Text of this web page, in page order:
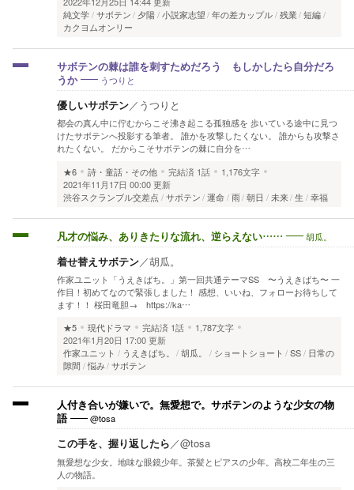
純文学 サボテン 夕陽 小説家志望 年の差カップル 残業 短編
カクヨムオンリー
サボテンの棘は誰を刺すためだろう もしかしたら自分だろ
うか
うつりと
優しいサボテン／ うつりと
都会の真ん中に佇むからこそ沸き起こる孤独感を 歩いている途中に見つ
けたサボテンへ投影する筆者。 誰かを攻撃したくない。 誰からも攻撃さ
れたくない。 だからこそサボテンの棘に自分を…
★6
詩・童話・その他 完結済 1話
1,176文字
2021年11月17日 00:00 更新
渋谷スクランブル交差点
サボテン 運命 雨 朝日 未来 生 幸福
凡才の悩み、ありきたりな流れ、逆らえない…… 胡瓜。
着せ替えサボテン／胡瓜。
作家ユニット「うえきばち。」第一回共通テーマSS 〜うえきばち〜 一
作目！初めてなので緊張しました！ 感想、いいね、フォローお待ちして
ます！！ 桜田竜胆→ https://ka…
★5
現代ドラマ 完結済 1話
1,787文字
2021年1月20日 17:00 更新
作家ユニット
うえきばち。 胡瓜。 ショートショート SS
日常の
隙間
悩み サボテン
人付き合いが嫌いで。無愛想で。サボテンのような少女の物
語
@tosa
この手を、握り返したら／@tosa
無愛想な少女。地味な眼鏡少年。茶髪とピアスの少年。高校二年生の三
人の物語。